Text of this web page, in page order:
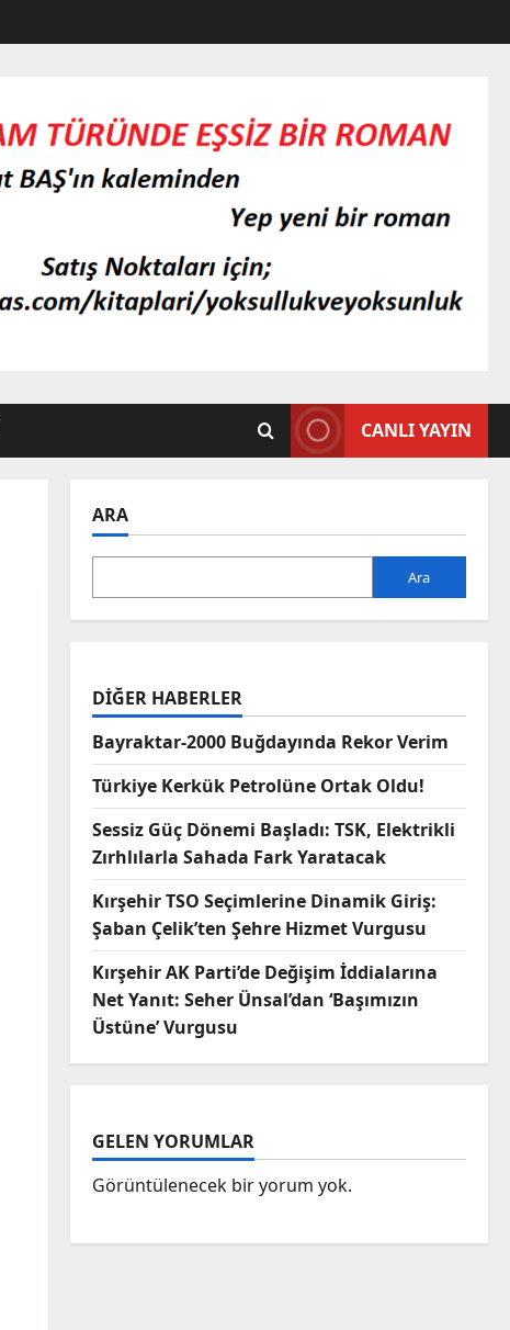
CANLI YAYIN
ARA
Ara
DIĞER HABERLER
Bayraktar-2000 Buğdayında Rekor Verim
Türkiye Kerkük Petrolüne Ortak Oldu!
Sessiz Güç Dönemi Başladı: TSK, Elektrikli
Zırhlılarla Sahada Fark Yaratacak
Kırşehir TSO Seçimlerine Dinamik Giriş:
Şaban Çelik’ten Şehre Hizmet Vurgusu
Kırşehir AK Parti’de Değişim İddialarına
Net Yanıt: Seher Ünsal’dan ‘Başımızın
Üstüne’ Vurgusu
GELEN YORUMLAR
Görüntülenecek bir yorum yok.